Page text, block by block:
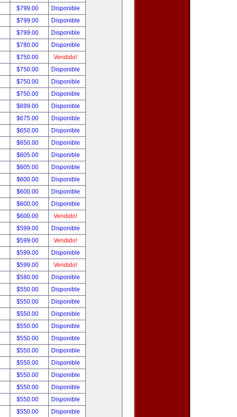
$799.00
Disponible
$799.00
Disponible
$799.00
Disponible
$780.00
Disponible
$750.00
Vendido!
$750.00
Disponible
$750.00
Disponible
$750.00
Disponible
$699.00
Disponible
$675.00
Disponible
$650.00
Disponible
$650.00
Disponible
$605.00
Disponible
$605.00
Disponible
$600.00
Disponible
$600.00
Disponible
$600.00
Disponible
$600.00
Vendido!
$599.00
Disponible
$599.00
Vendido!
$599.00
Disponible
$599.00
Vendido!
$580.00
Disponible
$550.00
Disponible
$550.00
Disponible
$550.00
Disponible
$550.00
Disponible
$550.00
Disponible
$550.00
Disponible
$550.00
Disponible
$550.00
Disponible
$550.00
Disponible
$550.00
Disponible
$550.00 Disponible